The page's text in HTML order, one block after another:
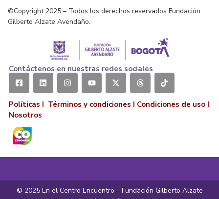
©Copyright 2025 – Todos los derechos reservados Fundación
Gilberto Alzate Avendaño.
Contáctenos en nuestras redes sociales
Políticas I Términos y condiciones I Condiciones de uso I
Nosotros
© 2025 En el Centro Encuentro – Fundación Gilberto Alzate